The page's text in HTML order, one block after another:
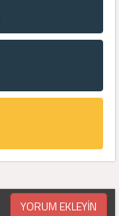
YORUM EKLEYİN